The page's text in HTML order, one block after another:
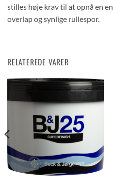
stilles høje krav til at opnå en
overlap og synlige rullespor.
RELATEREDE VARER